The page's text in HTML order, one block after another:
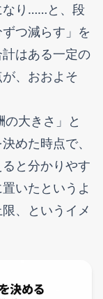
なり……と、段
つ減らす」を
はある一定の
、おおよそ
大きさ」と
めた時点で、
と分かりやす
いたというよ
、というイメ